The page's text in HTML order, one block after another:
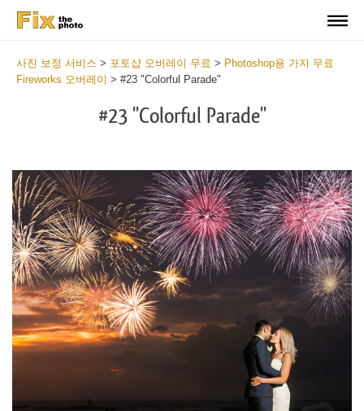
사진 보정 서비스 > 포토샵 오버레이 무료 > Photoshop용 가지 무료
Fireworks 오버레이 > #23 "Colorful Parade"
#23 "Colorful Parade"